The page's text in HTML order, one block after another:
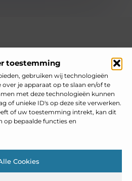
toestemming
gebruiken wij technologieën
je apparaat op te slaan en/of te
met deze technologieën kunnen
of unieke ID's op deze site verwerken.
of uw toestemming intrekt, kan dit
op bepaalde functies en
Cookies
en tips uit het dagelijks leven.
blogs en artikelen die je helpen
te halen, met praktische adviezen